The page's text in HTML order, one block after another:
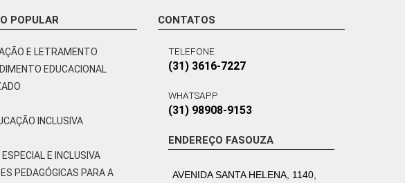
POPULAR
E LETRAMENTO
EDUCACIONAL
INCLUSIVA
E INCLUSIVA
PEDAGÓGICAS PARA A
CONTATOS
TELEFONE
(31) 3616-7227
WHATSAPP
(31) 98908-9153
ENDEREÇO FASOUZA
AVENIDA SANTA HELENA, 1140,